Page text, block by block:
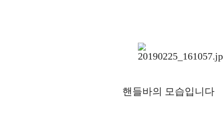
핸들바의 모습입니다